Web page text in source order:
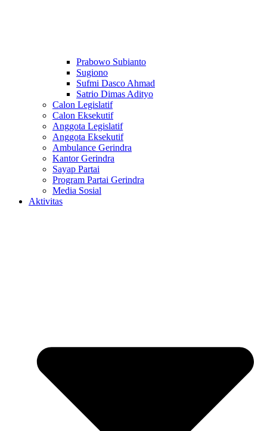
Prabowo Subianto
Sugiono
Sufmi Dasco Ahmad
Satrio Dimas Adityo
Calon Legislatif
Calon Eksekutif
Anggota Legislatif
Anggota Eksekutif
Ambulance Gerindra
Kantor Gerindra
Sayap Partai
Program Partai Gerindra
Media Sosial
Aktivitas